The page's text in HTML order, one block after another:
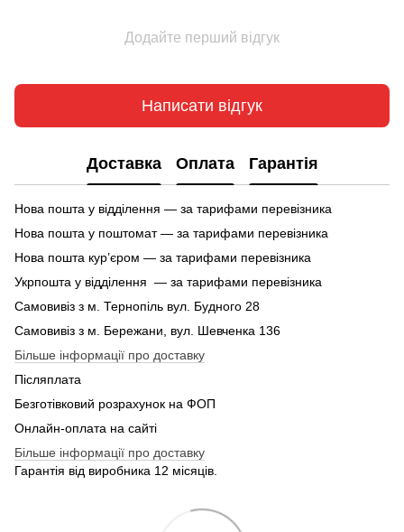
Додайте перший відгук
Написати відгук
Доставка Оплата Гарантія
Нова пошта у відділення — за тарифами перевізника
Нова пошта у поштомат — за тарифами перевізника
Нова пошта кур’єром — за тарифами перевізника
Укрпошта у відділення — за тарифами перевізника
Самовивіз з м. Тернопіль вул. Будного 28
Самовивіз з м. Бережани, вул. Шевченка 136
Більше інформації про доставку
Післяплата
Безготівковий розрахунок на ФОП
Онлайн-оплата на сайті
Більше інформації про доставку
Гарантія від виробника 12 місяців.